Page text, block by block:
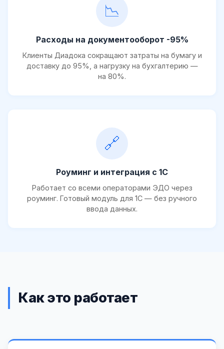
📉
Расходы на документооборот -95%
Клиенты Диадока сокращают затраты на бумагу и
доставку до 95%, а нагрузку на бухгалтерию —
на 80%.
🔗
Роуминг и интеграция с 1С
Работает со всеми операторами ЭДО через
роуминг. Готовый модуль для 1С — без ручного
ввода данных.
Как это работает